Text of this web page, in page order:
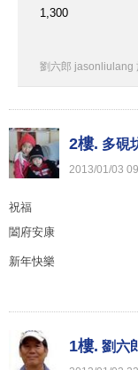
1,300
劉六郎 jasonliulang
2樓. 多硯
2013/01 /03 09
祝福
闔府安康
新年快樂
1樓. 劉六